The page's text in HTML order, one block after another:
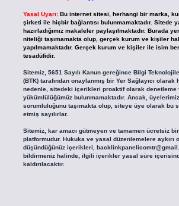
Yasal Uyarı: Bu internet sitesi, herhangi bir marka,
şirketi ile hiçbir bağlantısı bulunmamaktadır. Sitede
hazırladığımız makaleler paylaşılmaktadır. Burada
niteliği taşımamakta olup, gerçek kurum ve kişiler
yapılmamaktadır. Gerçek kurum ve kişiler ile isim
tesadüfidir.
Sitemiz, 5651 Sayılı Kanun gereğince Bilgi
(BTK) tarafından onaylanmış bir Yer Sağlayıcı
nedenle, sitedeki içerikleri proaktif olarak denetleme
yükümlülüğümüz bulunmamaktadır. Ancak,
sorumluluğunu taşımakta olup, siteye üye olarak bu
etmiş sayılırlar.
Sitemiz, kar amacı gütmeyen ve tamamen ücretsiz
platformudur. Hukuka ve yasal düzenlemelere aykırı
düşündüğünüz içerikleri,
bildirmeniz halinde, ilgili içerikler yasal süre
kaldırılacaktır.